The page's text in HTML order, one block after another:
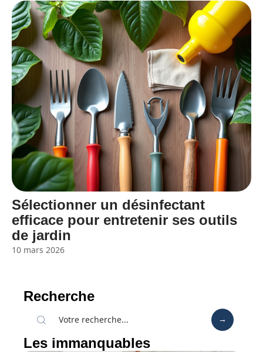
Sélectionner un désinfectant
efficace pour entretenir ses outils
de jardin
10 mars 2026
Recherche
Les immanquables